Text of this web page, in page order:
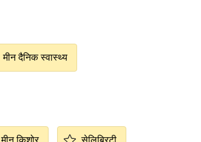
मीन दैनिक स्वास्थ्य